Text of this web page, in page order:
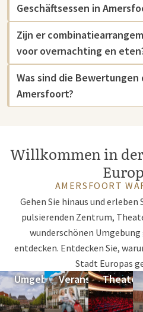
Geschäftsessen in
Zijn er
voor overnachting en
Was sind die
Amersfoort?
Willkommen in
AMERSFOORT
Gehen Sie hinaus und
pulsierenden Zentrum,
wunderschönen
entdecken. Entdecken Sie,
Stadt Europas
Umgebung Theater